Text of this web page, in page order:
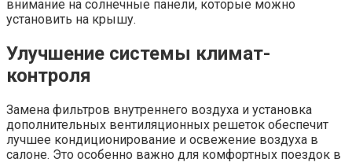
внимание на солнечные панели, которые можно
установить на крышу.
Улучшение системы климат-
контроля
Замена фильтров внутреннего воздуха и установка
дополнительных вентиляционных решеток обеспечит
лучшее кондиционирование и освежение воздуха в
салоне. Это особенно важно для комфортных поездок в